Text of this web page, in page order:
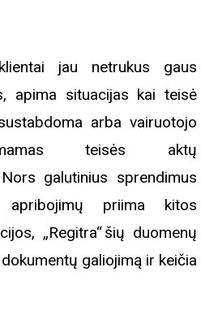
jau netrukus gaus
apima situacijas kai teisė
arba vairuotojo
teisės aktų
galutinius sprendimus
priima kitos
„Regitra“ šių duomenų
galiojimą ir keičia